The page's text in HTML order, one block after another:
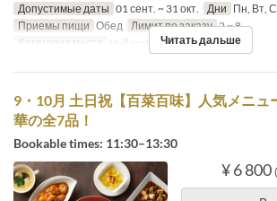
Допустимые даты 01 сент. ~ 31 окт. Дни Пн, Вт,
Приемы пищи Обед Лимит по заказу 2 ~ 8
Категория места
Hall seats Читать дальше
9・10月 土日祝【百菜百味】人気メニュ
華の全7品！
Bookable times: 11:30–13:30
¥ 6 800